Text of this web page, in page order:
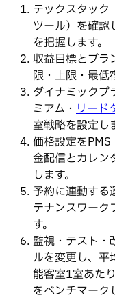
テックスタック
ツール）を確認
を把握します。
収益目標とブラ
限・上限・最低
ダイナミックプ
ミアム・ リード
室戦略を設定し
価格設定を
金配信とカレン
します。
予約に連動する
テナンスワーク
す。
監視・テスト
ルを変更し、平
能客室1室あた
をベンチマーク